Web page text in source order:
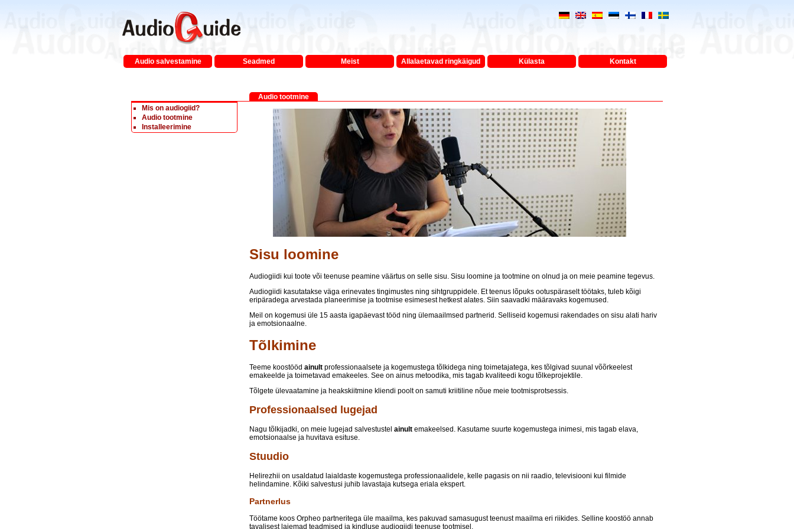
Audio salvestamine Seadmed Meist Allalaetavad ringkäigud Külasta Kontakt
Audio tootmine
Mis on audiogiid?
Audio tootmine
Installeerimine
Sisu loomine
Audiogiidi kui toote või teenuse peamine väärtus on selle sisu. Sisu loomine ja tootmine on olnud ja on meie peamine tegevus.
Audiogiidi kasutatakse väga erinevates tingimustes ning sihtgruppidele. Et teenus lõpuks ootuspäraselt töötaks, tuleb kõigi
eripäradega arvestada planeerimise ja tootmise esimesest hetkest alates. Siin saavadki määravaks kogemused.
Meil on kogemusi üle 15 aasta igapäevast tööd ning ülemaailmsed partnerid. Selliseid kogemusi rakendades on sisu alati hariv
ja emotsionaalne.
Tõlkimine
Teeme koostööd ainult professionaalsete ja kogemustega tõlkidega ning toimetajatega, kes tõlgivad suunal võõrkeelest
emakeelde ja toimetavad emakeeles. See on ainus metoodika, mis tagab kvaliteedi kogu tõlkeprojektile.
Tõlgete ülevaatamine ja heakskiitmine kliendi poolt on samuti kriitiline nõue meie tootmisprotsessis.
Professionaalsed lugejad
Nagu tõlkijadki, on meie lugejad salvestustel ainult emakeelsed. Kasutame suurte kogemustega inimesi, mis tagab elava,
emotsionaalse ja huvitava esituse.
Stuudio
Helirezhii on usaldatud laialdaste kogemustega professionaalidele, kelle pagasis on nii raadio, televisiooni kui filmide
helindamine. Kõiki salvestusi juhib lavastaja kutsega eriala ekspert.
Partnerlus
Töötame koos Orpheo partneritega üle maailma, kes pakuvad samasugust teenust maailma eri riikides. Selline koostöö annab
tavalisest laiemad teadmised ja kindluse audiogiidi teenuse tootmisel.